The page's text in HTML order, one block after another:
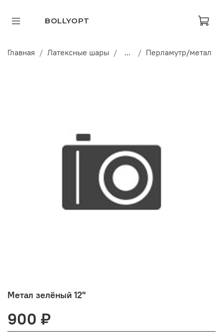
BOLLYOPT
Главная Латексные шары ... Перламутр/метал
Метал зелёный 12"
900 ₽